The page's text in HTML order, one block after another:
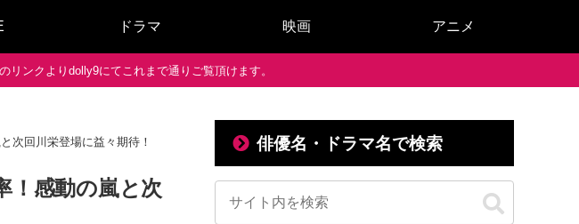
ドラマ 映画 アニメ
ンクよりdolly9にてこれまで通りご覧頂けます。
次回川栄登場に益々期待！
！感動の嵐と次
俳優名・ドラマ名で検索